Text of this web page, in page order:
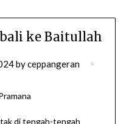
ke Baitullah
byceppangeran
di tengah-tengah